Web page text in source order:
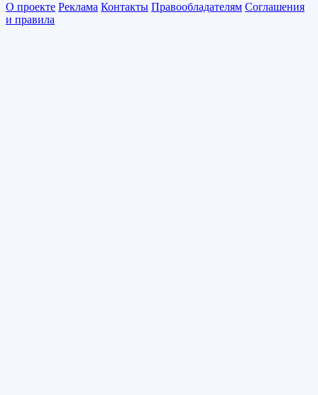
О проекте Реклама Контакты Правообладателям Соглашения
и правила